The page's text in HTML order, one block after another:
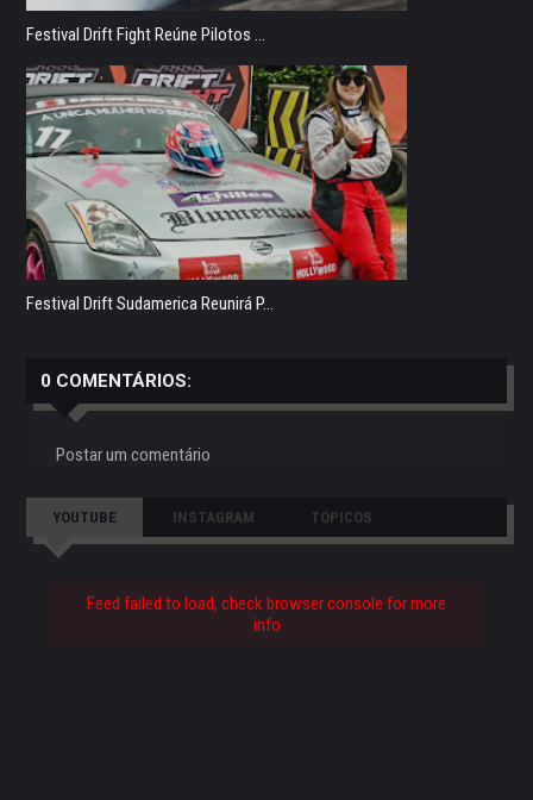
Festival Drift Fight Reúne Pilotos ...
Festival Drift Sudamerica Reunirá P...
0 COMENTÁRIOS:
Postar um comentário
YOUTUBE INSTAGRAM TÓPICOS
Feed failed to load, check browser console for more
info